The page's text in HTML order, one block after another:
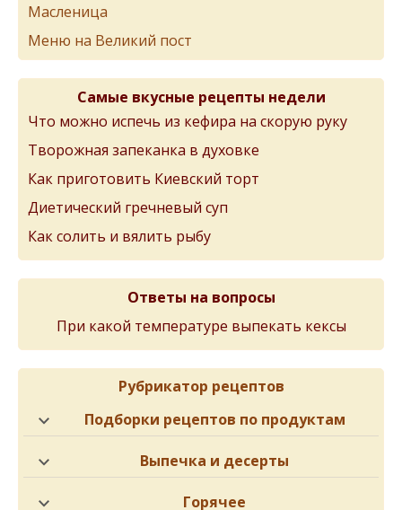
Масленица
Меню на Великий пост
Самые вкусные рецепты недели
Что можно испечь из кефира на скорую руку
Творожная запеканка в духовке
Как приготовить Киевский торт
Диетический гречневый суп
Как солить и вялить рыбу
Ответы на вопросы
При какой температуре выпекать кексы
Рубрикатор рецептов
Подборки рецептов по продуктам
Выпечка и десерты
Горячее